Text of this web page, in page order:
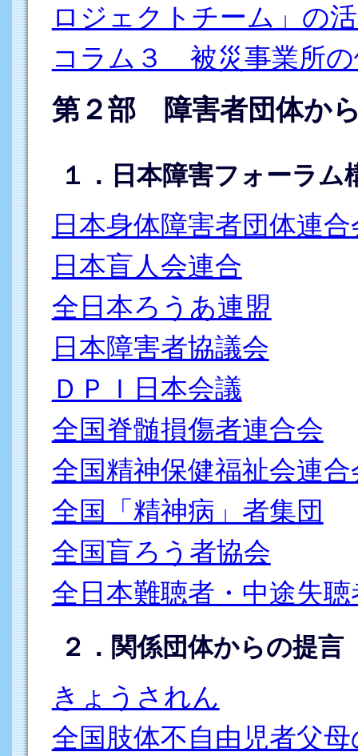
ロジェクトチーム」の
コラム３ 被災事業所の
第２部 障害者団体か
１．日本障害フォーラム
日本身体障害者団体連合
日本盲人会連合
全日本ろうあ連盟
日本障害者協議会
ＤＰＩ日本会議
全国脊髄損傷者連合会
全国精神保健福祉会連合
全国「精神病」者集団
全国盲ろう者協会
全日本難聴者・中途失
２．関係団体からの提言
きょうされん
全国肢体不自由児者父